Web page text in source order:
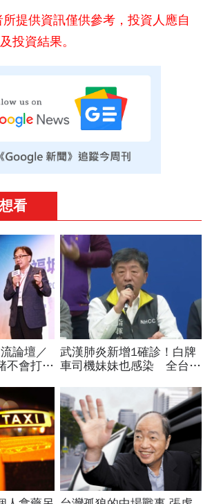
提供資訊僅供參考，投資人應自
投資結果。